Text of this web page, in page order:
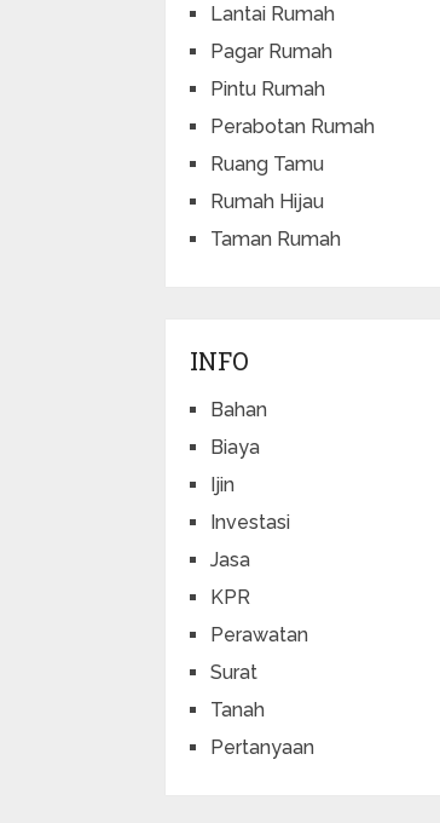
Lantai Rumah
Pagar Rumah
Pintu Rumah
Perabotan Rumah
Ruang Tamu
Rumah Hijau
Taman Rumah
INFO
Bahan
Biaya
Ijin
Investasi
Jasa
KPR
Perawatan
Surat
Tanah
Pertanyaan